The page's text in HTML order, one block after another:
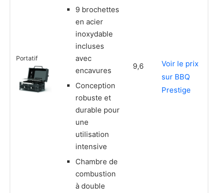
Portatif
9 brochettes
en acier
inoxydable
incluses
avec
encavures
Conception
robuste et
durable pour
une
utilisation
intensive
Chambre de
combustion
à double
9,6
Voir le prix
sur BBQ
Prestige